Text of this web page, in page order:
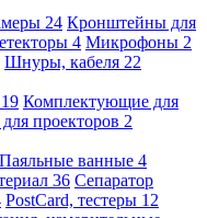
24 Кронштейны для
4 Микрофоны 2
Шнуры, кабеля 22
19 Комплектующие для
проекторов 2
Паяльные ванные 4
36 Сепаратор
PostCard, тестеры 12